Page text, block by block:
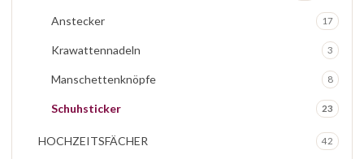
Anstecker 17
Krawattennadeln 3
Manschettenknöpfe 8
Schuhsticker 23
HOCHZEITSFÄCHER 42